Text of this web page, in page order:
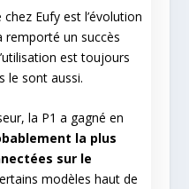
Eufy est l’évolution
remporté un succès
est toujours
le sont aussi.
la P1 a gagné en
la plus
sur le
modèles haut de